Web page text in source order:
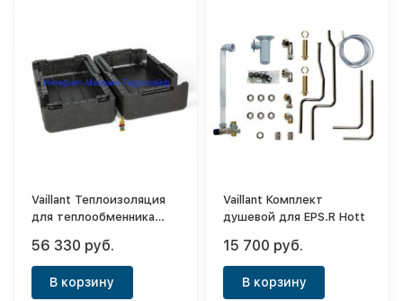
Vaillant Теплоизоляция
для теплообменника
56 330 руб.
В корзину
Vaillant Комплект
душевой для EPS.R Hott
15 700 руб.
В корзину